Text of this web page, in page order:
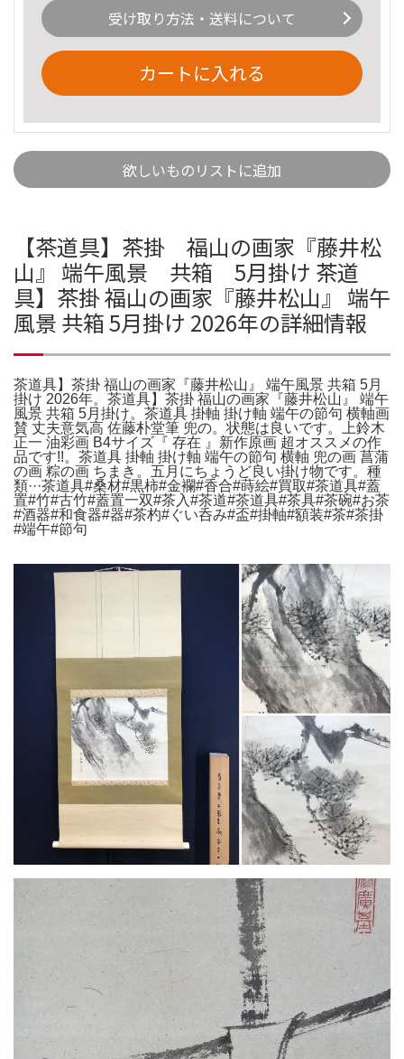
受け取り方法・送料について
カートに入れる
欲しいものリストに追加
【茶道具】茶掛 福山の画家『藤井松
山』 端午風景 共箱 5月掛け 茶道
具】茶掛 福山の画家『藤井松山』 端午
風景 共箱 5月掛け 2026年の詳細情報
茶道具】茶掛 福山の画家『藤井松山』 端午風景 共箱 5月
掛け 2026年。茶道具】茶掛 福山の画家『藤井松山』 端午
風景 共箱 5月掛け。茶道具 掛軸 掛け軸 端午の節句 横軸画
賛 丈夫意気高 佐藤朴堂筆 兜の。状態は良いです。上鈴木
正一 油彩画 B4サイズ『 存在 』新作原画 超オススメの作
品です!!。茶道具 掛軸 掛け軸 端午の節句 横軸 兜の画 菖蒲
の画 粽の画 ちまき。五月にちょうど良い掛け物です。種
類···茶道具#桑材#黒柿#金襴#香合#蒔絵#買取#茶道具#蓋
置#竹#古竹#蓋置一双#茶入#茶道#茶道具#茶具#茶碗#お茶
#酒器#和食器#器#茶杓#ぐい呑み#盃#掛軸#額装#茶#茶掛
#端午#節句